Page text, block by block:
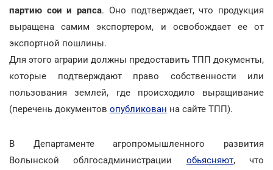
партию сои и рапса. Оно подтверждает, что продукция
выращена самим экспортером, и освобождает ее от
экспортной пошлины.
Для этого аграрии должны предоставить ТПП документы,
которые подтверждают право собственности или
пользования землей, где происходило выращивание
(перечень документов опубликован на сайте ТПП).
В Департаменте агропромышленного развития
Волынской облгосадминистрации обьясняют, что